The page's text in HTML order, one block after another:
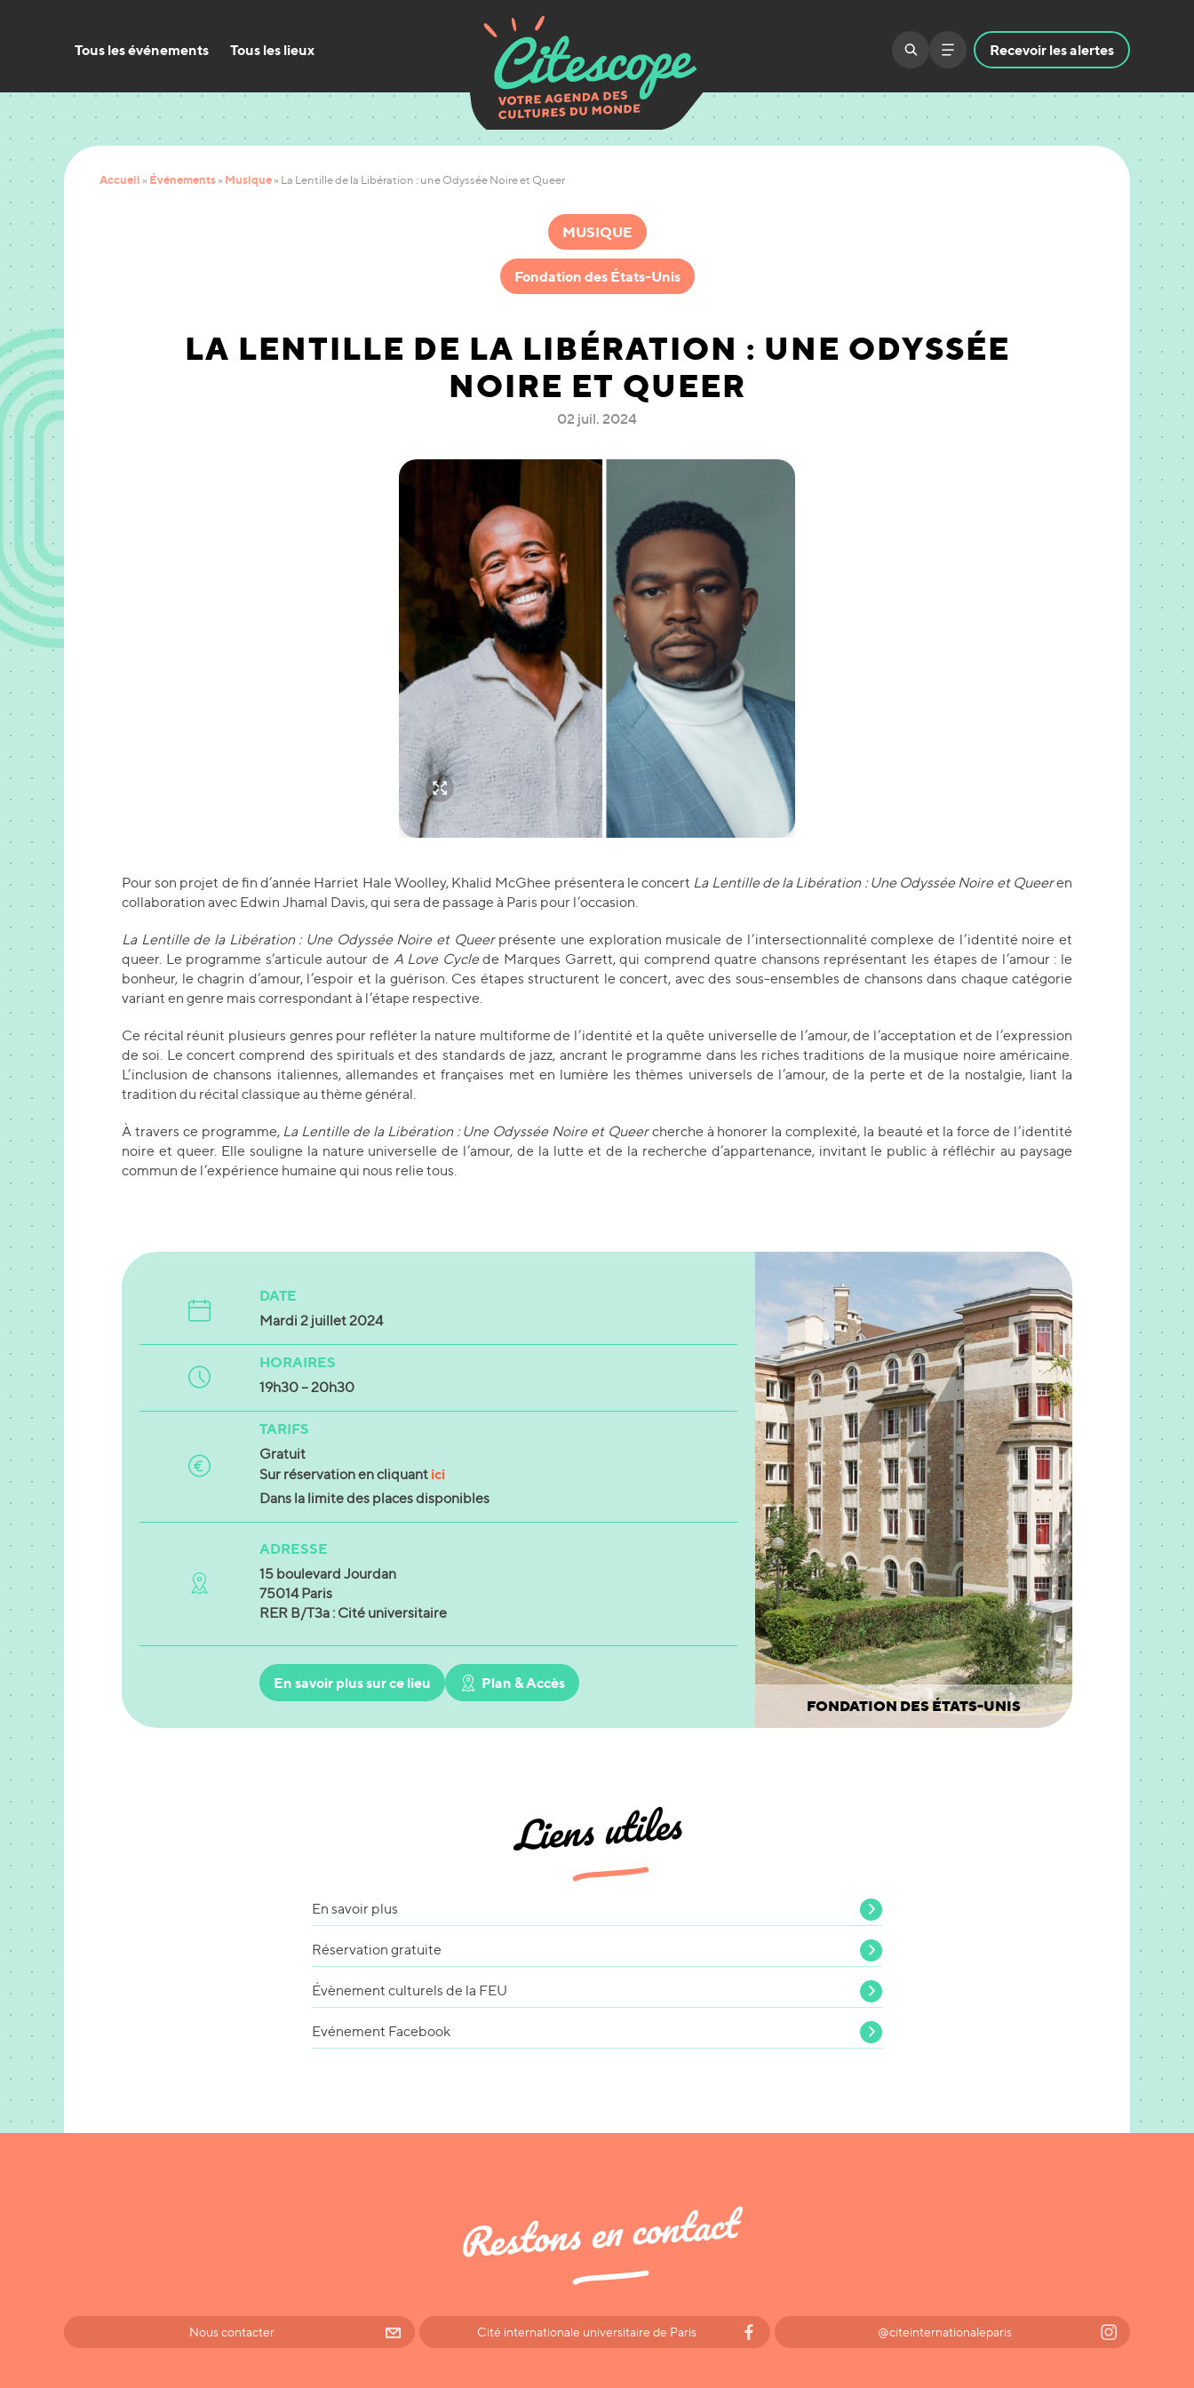
Tous les événements Tous les lieux Recevoir les alertes
Accueil » Événements » Musique » La Lentille de la Libération : une Odyssée Noire et Queer
MUSIQUE
Fondation des États-Unis
LA LENTILLE DE LA LIBÉRATION : UNE ODYSSÉE
NOIRE ET QUEER
02 juil. 2024
Pour son projet de fin d’année Harriet Hale Woolley, Khalid McGhee présentera le concert La Lentille de la Libération : Une Odyssée Noire et Queeren
collaboration avec Edwin Jhamal Davis, qui sera de passage à Paris pour l’occasion.
La Lentille de la Libération : Une Odyssée Noire et Queerprésente une exploration musicale de l’intersectionnalité complexe de l’identité noire et
queer. Le programme s’articule autour de A Love Cyclede Marques Garrett, qui comprend quatre chansons représentant les étapes de l’amour : le
bonheur, le chagrin d’amour, l’espoir et la guérison. Ces étapes structurent le concert, avec des sous-ensembles de chansons dans chaque catégorie
variant en genre mais correspondant à l’étape respective.
Ce récital réunit plusieurs genres pour refléter la nature multiforme de l’identité et la quête universelle de l’amour, de l’acceptation et de l’expression
de soi. Le concert comprend des spirituals et des standards de jazz, ancrant le programme dans les riches traditions de la musique noire américaine.
L’inclusion de chansons italiennes, allemandes et françaises met en lumière les thèmes universels de l’amour, de la perte et de la nostalgie, liant la
tradition du récital classique au thème général.
À travers ce programme, La Lentille de la Libération : Une Odyssée Noire et Queercherche à honorer la complexité, la beauté et la force de l’identité
noire et queer. Elle souligne la nature universelle de l’amour, de la lutte et de la recherche d’appartenance, invitant le public à réfléchir au paysage
commun de l’expérience humaine qui nous relie tous.
DATE
Mardi 2 juillet 2024
HORAIRES
19h30 – 20h30
TARIFS
Gratuit
Sur réservation en cliquant ici
Dans la limite des places disponibles
ADRESSE
15 boulevard Jourdan
75014 Paris
RER B/T3a : Cité universitaire
En savoir plus sur ce lieu
Plan & Accès
FONDATION DES ÉTATS-UNIS
Liens utiles
En savoir plus
Réservation gratuite
Évènement culturels de la FEU
Evénement Facebook
Restons en contact
Nous contacter Cité internationale universitaire de Paris @citeinternationaleparis